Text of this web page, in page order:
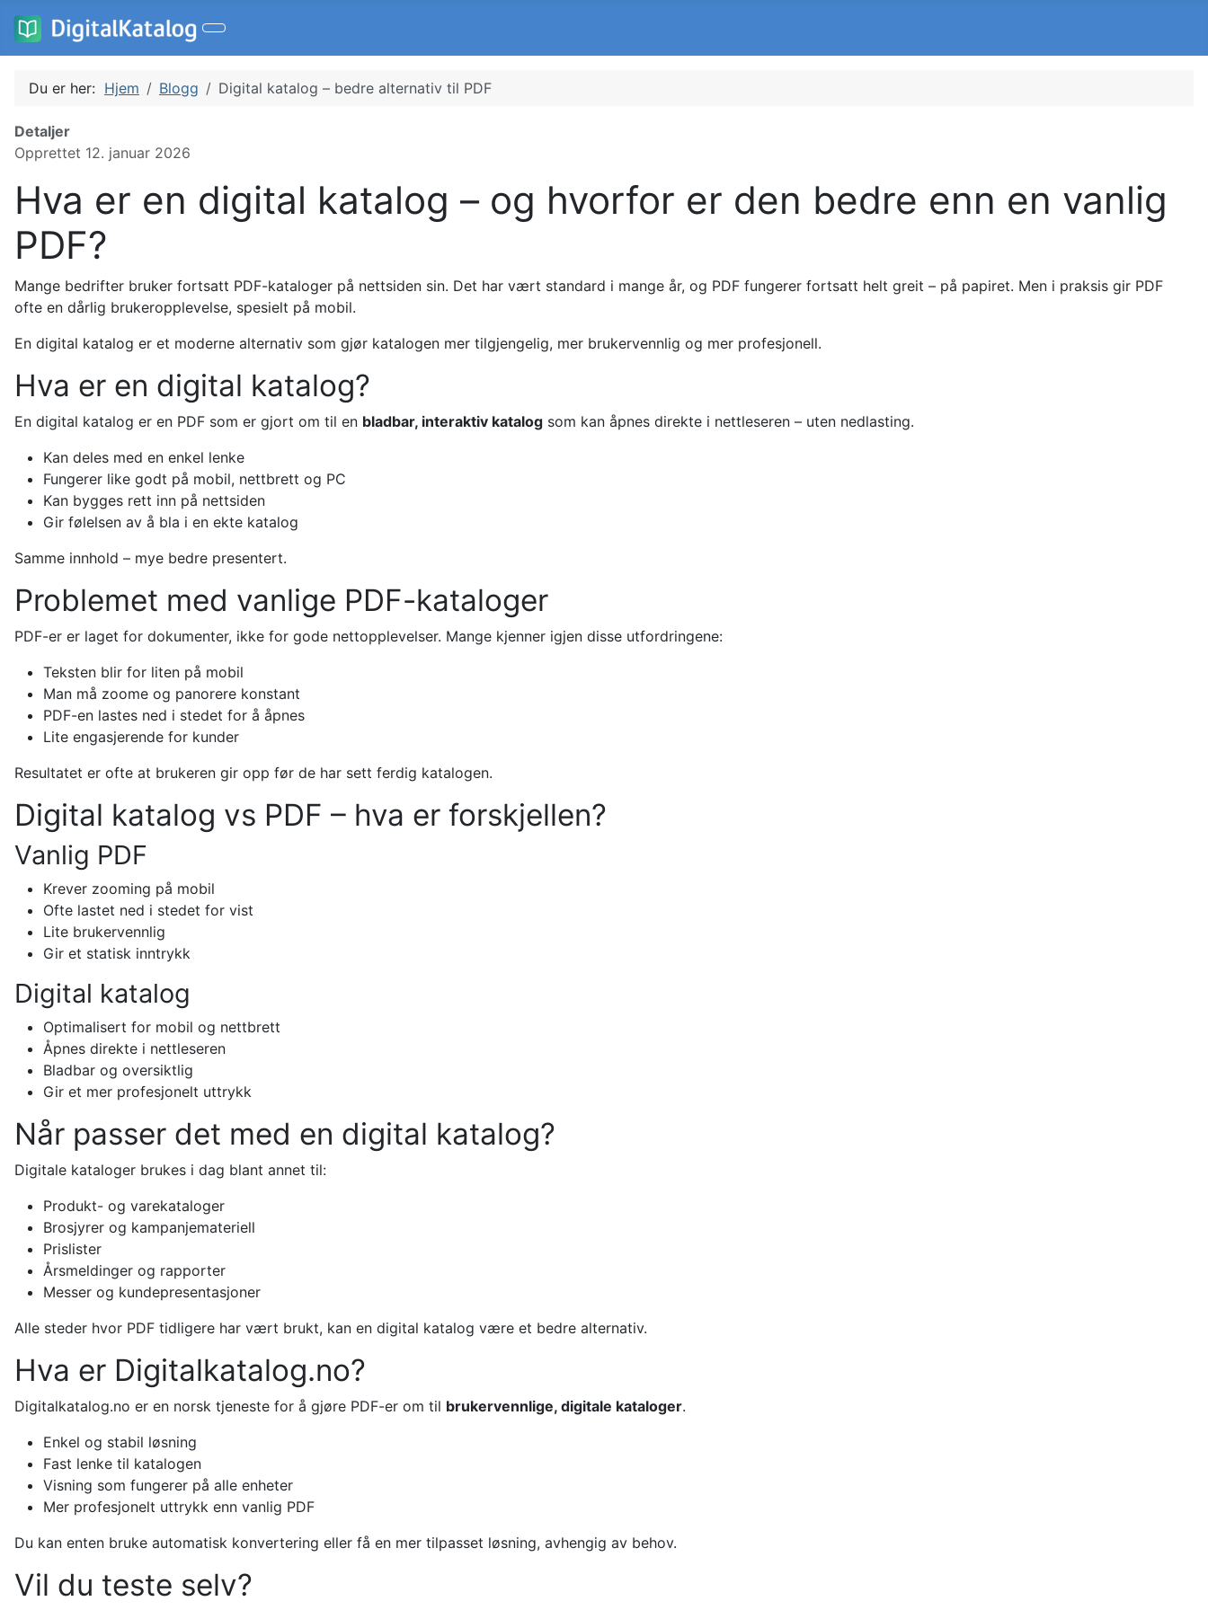
Du er her: Hjem Blogg Digital katalog – bedre alternativ til PDF
Detaljer
Opprettet 12. januar 2026
Hva er en digital katalog – og hvorfor er den bedre enn en vanlig
PDF?
Mange bedrifter bruker fortsatt PDF-kataloger på nettsiden sin. Det har vært standard i mange år, og PDF fungerer fortsatt helt greit – på papiret. Men i praksis gir PDF
ofte en dårlig brukeropplevelse, spesielt på mobil.
En digital katalog er et moderne alternativ som gjør katalogen mer tilgjengelig, mer brukervennlig og mer profesjonell.
Hva er en digital katalog?
En digital katalog er en PDF som er gjort om til en bladbar, interaktiv katalog som kan åpnes direkte i nettleseren – uten nedlasting.
Kan deles med en enkel lenke
Fungerer like godt på mobil, nettbrett og PC
Kan bygges rett inn på nettsiden
Gir følelsen av å bla i en ekte katalog
Samme innhold – mye bedre presentert.
Problemet med vanlige PDF-kataloger
PDF-er er laget for dokumenter, ikke for gode nettopplevelser. Mange kjenner igjen disse utfordringene:
Teksten blir for liten på mobil
Man må zoome og panorere konstant
PDF-en lastes ned i stedet for å åpnes
Lite engasjerende for kunder
Resultatet er ofte at brukeren gir opp før de har sett ferdig katalogen.
Digital katalog vs PDF – hva er forskjellen?
Vanlig PDF
Krever zooming på mobil
Ofte lastet ned i stedet for vist
Lite brukervennlig
Gir et statisk inntrykk
Digital katalog
Optimalisert for mobil og nettbrett
Åpnes direkte i nettleseren
Bladbar og oversiktlig
Gir et mer profesjonelt uttrykk
Når passer det med en digital katalog?
Digitale kataloger brukes i dag blant annet til:
Produkt- og varekataloger
Brosjyrer og kampanjemateriell
Prislister
Årsmeldinger og rapporter
Messer og kundepresentasjoner
Alle steder hvor PDF tidligere har vært brukt, kan en digital katalog være et bedre alternativ.
Hva er Digitalkatalog.no?
Digitalkatalog.no er en norsk tjeneste for å gjøre PDF-er om til brukervennlige, digitale kataloger.
Enkel og stabil løsning
Fast lenke til katalogen
Visning som fungerer på alle enheter
Mer profesjonelt uttrykk enn vanlig PDF
Du kan enten bruke automatisk konvertering eller få en mer tilpasset løsning, avhengig av behov.
Vil du teste selv?